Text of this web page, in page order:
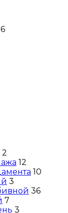
2
12
10
3
36
7
3